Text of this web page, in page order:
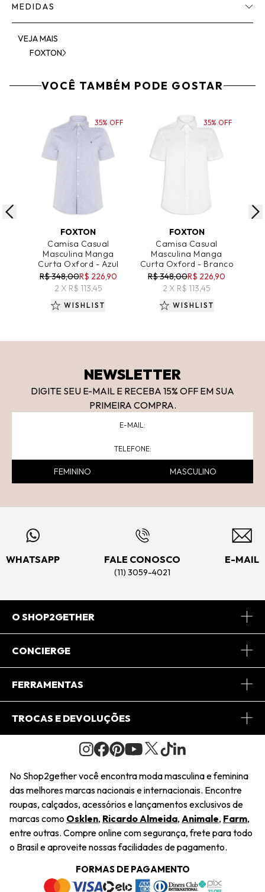
MEDIDAS
VEJA MAIS
FOXTON
VOCÊ TAMBÉM PODE GOSTAR
ADICIONAR AO CARRINHO
FOXTON
Camisa Casual
Masculina Manga
Curta Oxford - Azul
R$ 348,00R$ 226,90
2 X R$ 113,45
35% OFF
WISHLIST
ADICIONAR AO CARRINHO
FOXTON
Camisa Casual
Masculina Manga
Curta Oxford - Branco
R$ 348,00R$ 226,90
2 X R$ 113,45
35% OFF
WISHLIST
NEWSLETTER
DIGITE SEU E-MAIL E RECEBA 15% OFF EM SUA
PRIMEIRA COMPRA.
FEMININO MASCULINO
WHATSAPP FALE CONOSCO
(11) 3059-4021
E-MAIL
O SHOP2GETHER
Sobre Nós
Journal
Saiu na Mídia
Sustentabilidade
Navegando
Termos e Condições
CONCIERGE
Central de Relacionamento
Regulamento e Promoções
FERRAMENTAS
Minha Conta
Pedido de Presente
Wishlist
TROCAS E DEVOLUÇÕES
Condições Gerais
Troca Fácil
Restituição de Pagamento
Dúvidas Frequentes
Termos e Condições
No Shop2gether você encontra moda masculina e feminina
das melhores marcas nacionais e internacionais. Encontre
roupas, calçados, acessórios e lançamentos exclusivos de
marcas como Osklen, Ricardo Almeida, Animale, Farm,
entre outras. Compre online com segurança, frete para todo
o Brasil e aproveite nossas facilidades de pagamento.
FORMAS DE PAGAMENTO